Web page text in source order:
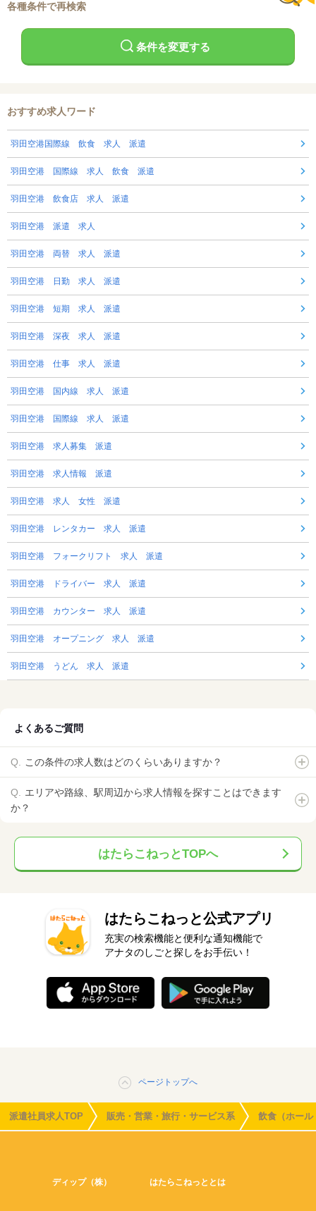
各種条件で再検索
条件を変更する
おすすめ求人ワード
羽田空港国際線 飲食 求人 派遣
羽田空港 国際線 求人 飲食 派遣
羽田空港 飲食店 求人 派遣
羽田空港 派遣 求人
羽田空港 両替 求人 派遣
羽田空港 日勤 求人 派遣
羽田空港 短期 求人 派遣
羽田空港 深夜 求人 派遣
羽田空港 仕事 求人 派遣
羽田空港 国内線 求人 派遣
羽田空港 国際線 求人 派遣
羽田空港 求人募集 派遣
羽田空港 求人情報 派遣
羽田空港 求人 女性 派遣
羽田空港 レンタカー 求人 派遣
羽田空港 フォークリフト 求人 派遣
羽田空港 ドライバー 求人 派遣
羽田空港 カウンター 求人 派遣
羽田空港 オープニング 求人 派遣
羽田空港 うどん 求人 派遣
よくあるご質問
この条件の求人数はどのくらいありますか？
エリアや路線、駅周辺から求人情報を探すことはできます
か？
はたらこねっとTOPへ
はたらこねっと公式アプリ
充実の検索機能と便利な通知機能で
アナタのしごと探しをお手伝い！
ページトップへ
派遣社員求人TOP 販売・営業・旅行・サービス系 飲食（ホール
ディップ（株） はたらこねっととは